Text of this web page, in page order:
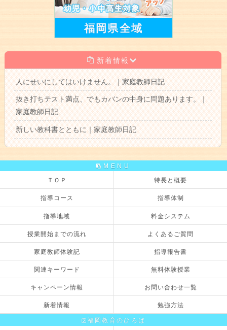
福岡県全域
新着情報
人にせいにしてはいけません。｜家庭教師日記
抜き打ちテスト満点、でもカバンの中身に問題あります。｜
家庭教師日記
新しい教科書とともに｜家庭教師日記
MENU
ＴＯＰ 特長と概要
指導コース 指導体制
指導地域 料金システム
授業開始までの流れ よくあるご質問
家庭教師体験記 指導報告書
関連キーワード 無料体験授業
キャンペーン情報 お問い合わせ一覧
新着情報 勉強方法
福岡教育のひろば